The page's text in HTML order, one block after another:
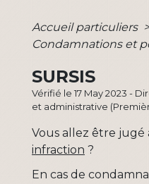
Accueil particuliers >
Condamnations et
SURSIS
Vérifié le 17 May 2023 -
et administrative
Vous allez être
infraction ?
En cas de